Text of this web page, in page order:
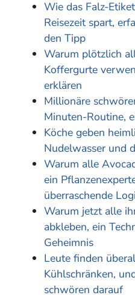
Wie das Falz-
Reisezeit spart,
den Tipp
Warum plötzlich
Koffergurte
erklären
Millionäre
Minuten-Routine,
Köche geben
Nudelwasser und
Warum alle
ein
überraschende
Warum jetzt alle
abkleben, ein
Geheimnis
Leute finden
Kühlschränken,
schwören darauf